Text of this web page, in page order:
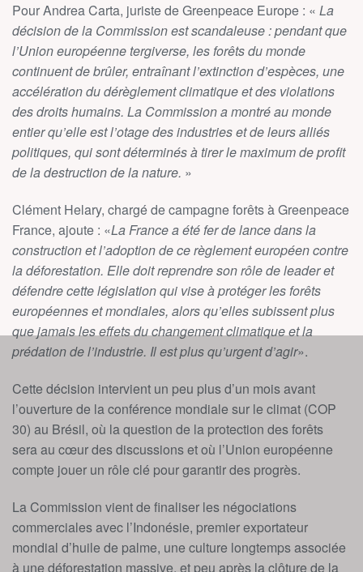
Pour Andrea Carta, juriste de Greenpeace Europe : « La
décision de la Commission est scandaleuse : pendant que
l’Union européenne tergiverse, les forêts du monde
continuent de brûler, entraînant l’extinction d’espèces, une
accélération du dérèglement climatique et des violations
des droits humains. La Commission a montré au monde
entier qu’elle est l’otage des industries et de leurs alliés
politiques, qui sont déterminés à tirer le maximum de profit
de la destruction de la nature. »
Clément Helary, chargé de campagne forêts à Greenpeace
France, ajoute : «La France a été fer de lance dans la
construction et l’adoption de ce règlement européen contre
la déforestation. Elle doit reprendre son rôle de leader et
défendre cette législation qui vise à protéger les forêts
européennes et mondiales, alors qu’elles subissent plus
que jamais les effets du changement climatique et la
prédation de l’industrie. Il est plus qu’urgent d’agir».
Cette décision intervient un peu plus d’un mois avant
l’ouverture de la conférence mondiale sur le climat (COP
30) au Brésil, où la question de la protection des forêts
sera au cœur des discussions et où l’Union européenne
compte jouer un rôle clé pour garantir des progrès.
La Commission vient de finaliser les négociations
commerciales avec l’Indonésie, premier exportateur
mondial d’huile de palme, une culture longtemps associée
à une déforestation massive, et peu après la clôture de la